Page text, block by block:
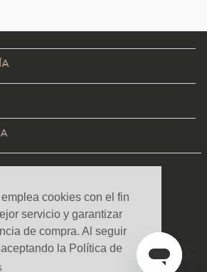
cookies con el fin
servicio y garantizar
de compra. Al seguir
la Política de